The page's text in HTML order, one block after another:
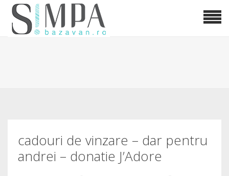
cadouri de vinzare – dar pentru
andrei – donatie J’Adore